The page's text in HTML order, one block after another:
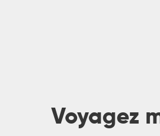
Voyagez